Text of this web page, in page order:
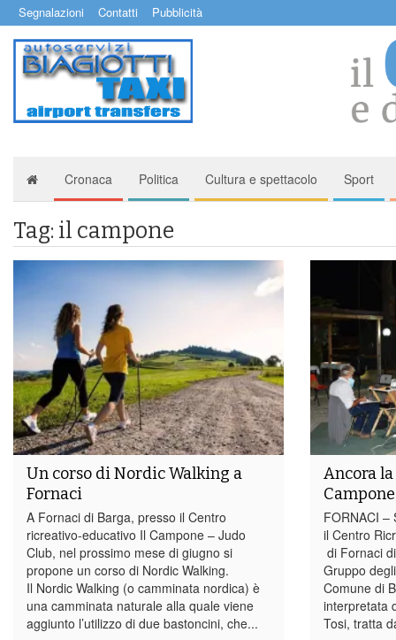
Segnalazioni Contatti Pubblicità
Cronaca Politica Cultura e spettacolo Sport
Tag: il campone
Un corso di Nordic Walking a
Fornaci
A Fornaci di Barga, presso il Centro
ricreativo-educativo Il Campone – Judo
Club, nel prossimo mese di giugno si
propone un corso di Nordic Walking.
Il Nordic Walking (o camminata nordica) è
una camminata naturale alla quale viene
aggiunto l’utilizzo di due bastoncini, che...
Ancora
Campone
FORNACI –
il Centro
di Fornaci
Gruppo
Comune di
interpretata
Tosi, tratta